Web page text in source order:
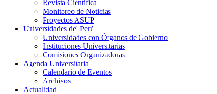
Revista Científica
Monitoreo de Noticias
Proyectos ASUP
Universidades del Perú
Universidades con Órganos de Gobierno
Instituciones Universitarias
Comisiones Organizadoras
Agenda Universitaria
Calendario de Eventos
Archivos
Actualidad